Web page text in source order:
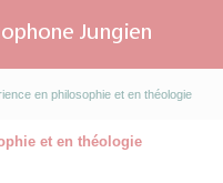
en philosophie et en théologie
et en théologie